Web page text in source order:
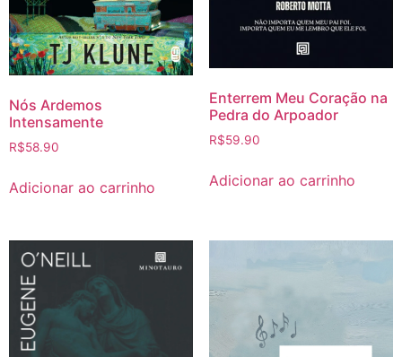
Nós Ardemos
Intensamente
R$58.90
Adicionar ao carrinho
Enterrem Meu Coração na
Pedra do Arpoador
R$59.90
Adicionar ao carrinho